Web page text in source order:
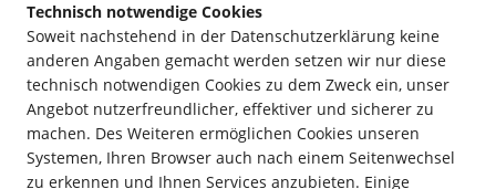
Technisch notwendige Cookies
Soweit nachstehend in der Datenschutzerklärung keine
anderen Angaben gemacht werden setzen wir nur diese
technisch notwendigen Cookies zu dem Zweck ein, unser
Angebot nutzerfreundlicher, effektiver und sicherer zu
machen. Des Weiteren ermöglichen Cookies unseren
Systemen, Ihren Browser auch nach einem Seitenwechsel
zu erkennen und Ihnen Services anzubieten. Einige